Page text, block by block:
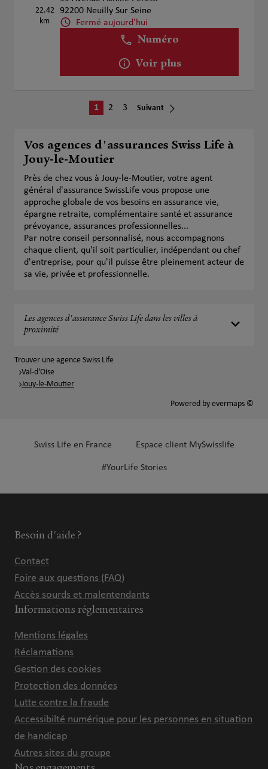
22.42
km
92200 Neuilly Sur Seine
Fermé aujourd'hui
Numéro
Voir plus
1 2 3 Suivant
Vos agences d'assurances Swiss Life à
Jouy-le-Moutier
Près de chez vous à Jouy-le-Moutier, votre agent
général d'assurance SwissLife vous propose une
approche globale de vos besoins en assurance vie,
épargne retraite, complémentaire santé et assurance
prévoyance, assurances professionnelles...
Par notre conseil personnalisé, nous accompagnons
chaque client, qu'il soit particulier, indépendant ou chef
d'entreprise, pour qu'il puisse être pleinement acteur de
sa vie, privée et professionnelle.
Les agences d'assurance Swiss Life dans les villes à
proximité
Trouver une agence Swiss Life
Val-d'Oise
Jouy-le-Moutier
Powered by evermaps ©
Swiss Life en France Espace client MySwisslife
#YourLife Stories
Besoin d'aide ?
Contact
Foire aux questions (FAQ)
Accès sourds et malentendants
Informations réglementaires
Mentions légales
Réclamations
Gestion des cookies
Protection des données
Lutte contre la fraude
Accessibilté numérique pour les personnes en situation
de handicap
Autres sites du groupe